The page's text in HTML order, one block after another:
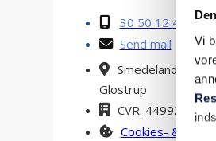
Vi
30 50 12 46
Send mail
Smedeland 7,
Glostrup
CVR: 44992604
Cookies- &